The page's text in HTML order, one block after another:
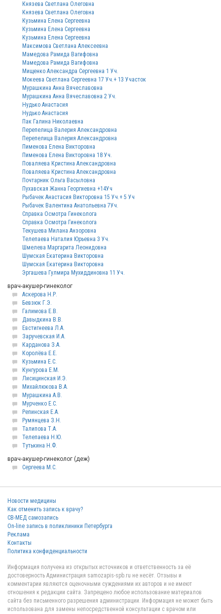
Князева Светлана Олеговна
Князева Светлана Олеговна
Кузьмина Елена Сергеевна
Кузьмина Елена Сергеевна
Кузьмина Елена Сергеевна
Максимова Светлана Алексеевна
Мамедова Рамида Вагифовна
Мамедова Рамида Вагифовна
Мищенко Александра Сергеевна 1 Уч.
Мокеева Светлана Сергеевна 17 Уч.+ 13 Участок
Мурашкина Анна Вячеславовна
Мурашкина Анна Вячеславовна 2 Уч.
Нудько Анастасия
Нудько Анастасия
Пак Галина Николаевна
Перепелица Валерия Александровна
Перепелица Валерия Александровна
Пименова Елена Викторовна
Пименова Елена Викторовна 18 Уч.
Поваляева Кристина Александровна
Поваляева Кристина Александровна
Почтарник Ольга Васыловна
Пухавская Жанна Георгиевна +14Уч
Рыбачек Анастасия Викторовна 15 Уч.+ 5 Уч
Рыбачек Валентина Анатольевна 7Уч.
Справка Осмотра Гинеколога
Справка Осмотра Гинеколога
Текушева Милана Анзоровна
Телепаева Наталия Юрьевна 3 Уч.
Шмелева Маргарита Леонидовна
Шумская Екатерина Викторовна
Шумская Екатерина Викторовна
Эргашева Гулмира Мухиддиновна 11 Уч.
врач-акушер-гинеколог
Аскерова Н.Р.
Бевзюк Г.Э.
Галимова Е.В.
Давыдкина В.В.
Евстигнеева Л.А.
Заручевская И.А.
Карданова З.А.
Королёва Е.Е.
Кузьмина Е.С.
Кунгурова Е.М.
Лисицинская И.Э.
Михайлюкова В.А.
Мурашкина А.В.
Мурченко Е.С.
Репинская Е.А.
Румянцева З.Н.
Талипова Т.А.
Телепаева Н.Ю.
Тутькина Н.Ф.
врач-акушер-гинеколог (деж)
Сергеева М.С.
Новости медицины
Как отменить запись к врачу?
СВ-МЕД самозапись
On-line запись в поликлиники Петербурга
Реклама
Контакты
Политика конфиденциальности
Информация получена из открытых источников и ответственность за её
достоверность Администрация samozapis-spb.ru не несёт. Отзывы и
комментарии являются оценочными суждениями их авторов и не имеют
отношения к редакции сайта. Запрещено любое использование материалов
сайта без письменного разрешения администрации. Информация не может быть
использована для замены непосредственной консультации с врачом или